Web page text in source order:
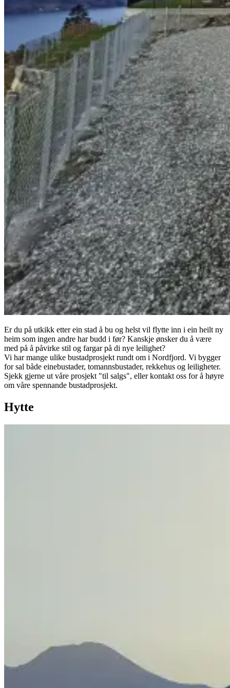
Er du på utkikk etter ein stad å bu og helst vil flytte inn i ein heilt ny
heim som ingen andre har budd i før? Kanskje ønsker du å være
med på å påvirke stil og fargar på di nye leilighet?
Vi har mange ulike bustadprosjekt rundt om i Nordfjord. Vi bygger
for sal både einebustader, tomannsbustader, rekkehus og leiligheter.
Sjekk gjerne ut våre prosjekt "til salgs", eller kontakt oss for å høyre
om våre spennande bustadprosjekt.
Hytte